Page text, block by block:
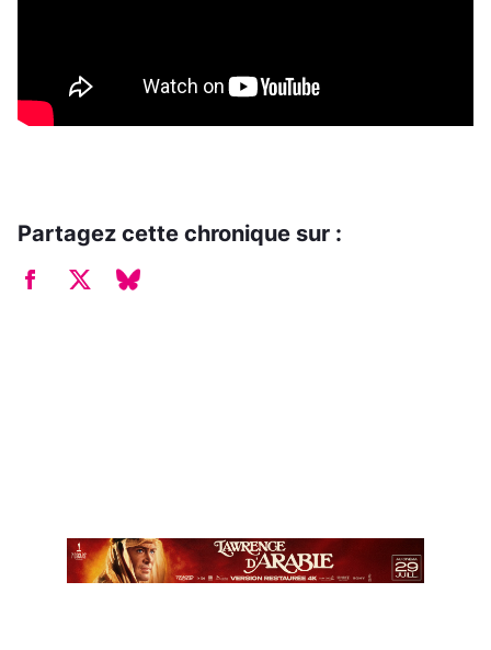
Partagez cette chronique sur :